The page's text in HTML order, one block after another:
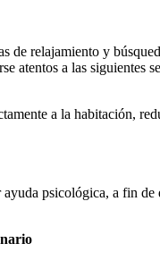
de relajamiento y
atentos a las siguientes
a la habitación,
psicológica, a fin